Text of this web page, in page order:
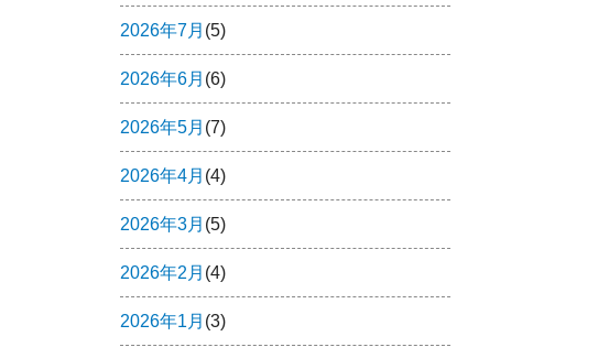
2026年7月 (5)
2026年6月 (6)
2026年5月 (7)
2026年4月 (4)
2026年3月 (5)
2026年2月 (4)
2026年1月 (3)